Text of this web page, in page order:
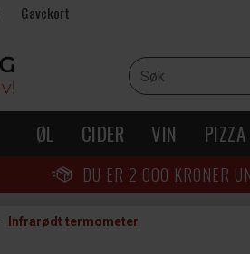
Gavekort
ØL CIDER VIN PIZZA
DU ER 2 000 KRONER
Infrarødt termometer